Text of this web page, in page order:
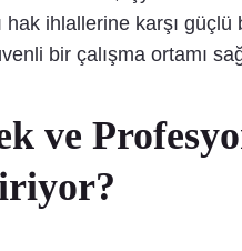
hak ihlallerine karşı
bir çalışma ortamı
ve